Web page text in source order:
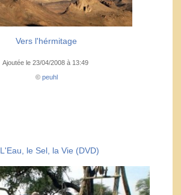
Vers l'hérmitage
Ajoutée le 23/04/2008 à 13:49
© peuhl
L'Eau, le Sel, la Vie (DVD)